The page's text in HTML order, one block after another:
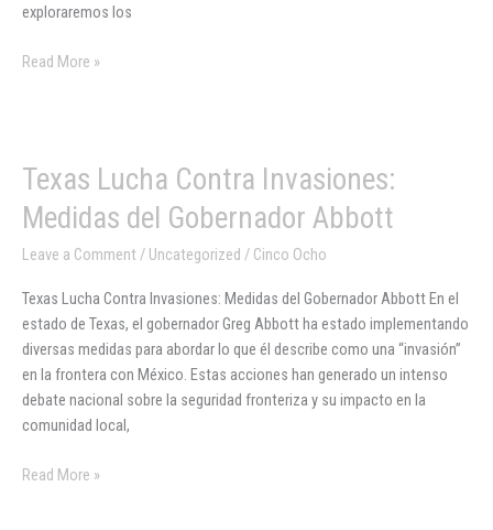
exploraremos los
Read More »
Texas Lucha Contra Invasiones:
Medidas del Gobernador Abbott
Leave a Comment / Uncategorized / Cinco Ocho
Texas Lucha Contra Invasiones: Medidas del Gobernador Abbott En el
estado de Texas, el gobernador Greg Abbott ha estado implementando
diversas medidas para abordar lo que él describe como una “invasión”
en la frontera con México. Estas acciones han generado un intenso
debate nacional sobre la seguridad fronteriza y su impacto en la
comunidad local,
Texas
Contra
Invasiones:
del
Gobernador
Abbott
Read More »